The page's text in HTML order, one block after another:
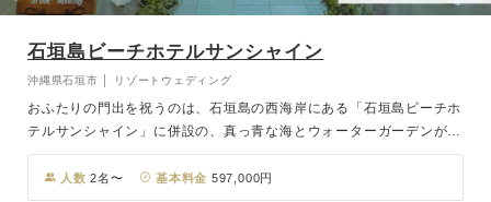
石垣島ビーチホテルサンシャイン
沖縄県石垣市 │ リゾートウェディング
おふたりの門出を祝うのは、石垣島の西海岸にある「石垣島ビーチホ
テルサンシャイン」に併設の、真っ青な海とウォーターガーデンが広
がる海外リゾートのようなチャペル。三面ガラス張りの開放的なチャ
ペルからは美しいエメラルドグリーンの海を見渡すことができ、挙式
人数 2名〜 基本料金 597,000円